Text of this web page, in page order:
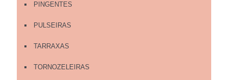
PINGENTES
PULSEIRAS
TARRAXAS
TORNOZELEIRAS